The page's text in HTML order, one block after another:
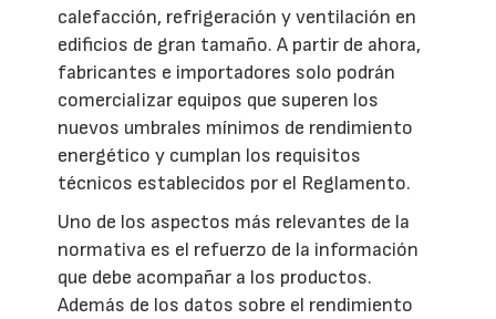
calefacción, refrigeración y ventilación en
edificios de gran tamaño. A partir de ahora,
fabricantes e importadores solo podrán
comercializar equipos que superen los
nuevos umbrales mínimos de rendimiento
energético y cumplan los requisitos
técnicos establecidos por el Reglamento.
Uno de los aspectos más relevantes de la
normativa es el refuerzo de la información
que debe acompañar a los productos.
Además de los datos sobre el rendimiento